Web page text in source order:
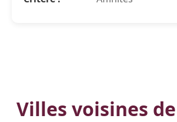
Villes voisines